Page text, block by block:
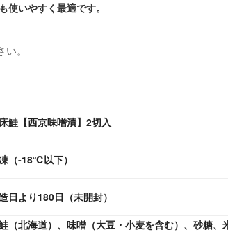
使いやすく最適です。
。
鮭【西京味噌漬】2切入
（-18℃以下）
日より180日（未開封）
（北海道）、味噌（大豆・小麦を含む）、砂糖、